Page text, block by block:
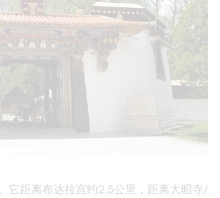
它距离布达拉宫约2.5公里，距离大昭寺/